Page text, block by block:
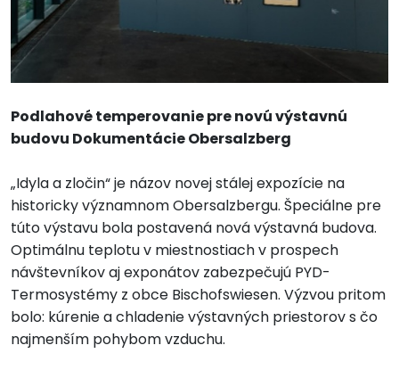
Podlahové temperovanie pre novú výstavnú
budovu Dokumentácie Obersalzberg
„Idyla a zločin“ je názov novej stálej expozície na
historicky významnom Obersalzbergu. Špeciálne pre
túto výstavu bola postavená nová výstavná budova.
Optimálnu teplotu v miestnostiach v prospech
návštevníkov aj exponátov zabezpečujú PYD-
Termosystémy z obce Bischofswiesen. Výzvou pritom
bolo: kúrenie a chladenie výstavných priestorov s čo
najmenším pohybom vzduchu.